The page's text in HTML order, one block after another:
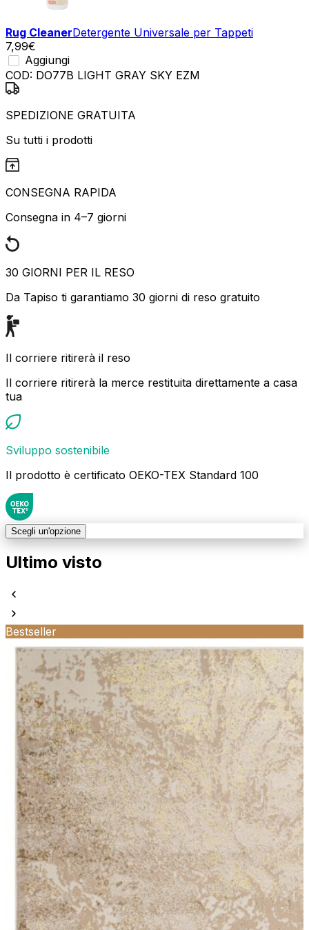
Rug CleanerDetergente Universale per Tappeti
7,99€
Aggiungi
COD: DO77B LIGHT GRAY SKY EZM
SPEDIZIONE GRATUITA
Su tutti i prodotti
CONSEGNA RAPIDA
Consegna in 4–7 giorni
30 GIORNI PER IL RESO
Da Tapiso ti garantiamo 30 giorni di reso gratuito
Il corriere ritirerà il reso
Il corriere ritirerà la merce restituita direttamente a casa
tua
Sviluppo sostenibile
Il prodotto è certificato OEKO-TEX Standard 100
Scegli un'opzione
Ultimo visto
Bestseller